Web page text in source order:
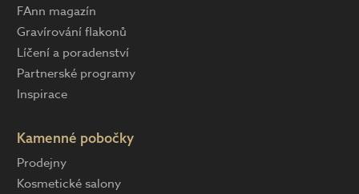
FAnn magazín
Gravírování flakonů
Líčení a poradenství
Partnerské programy
Inspirace
Kamenné pobočky
Prodejny
Kosmetické salony